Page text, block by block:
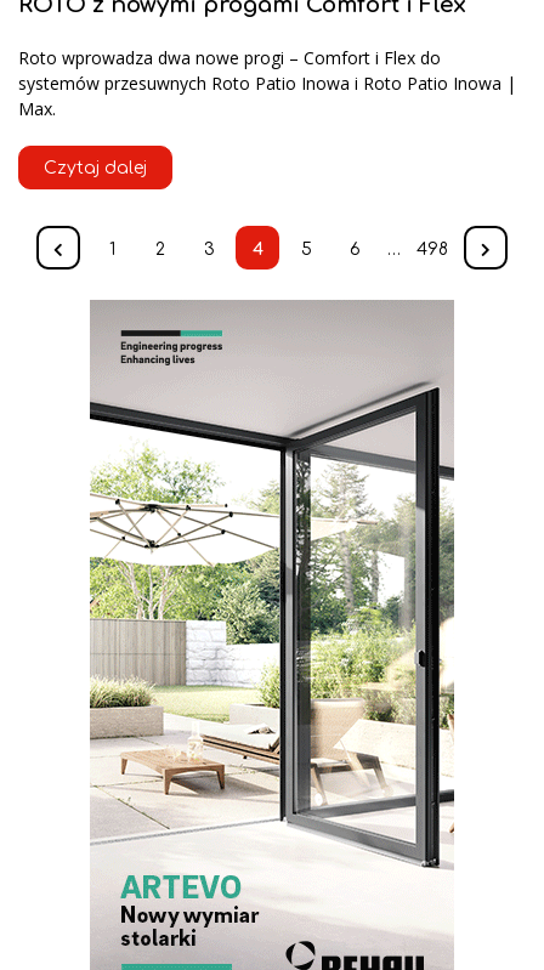
ROTO z nowymi progami Comfort i Flex
Roto wprowadza dwa nowe progi – Comfort i Flex do
systemów przesuwnych Roto Patio Inowa i Roto Patio Inowa |
Max.
Czytaj dalej
1 2 3 4 5 6 … 498